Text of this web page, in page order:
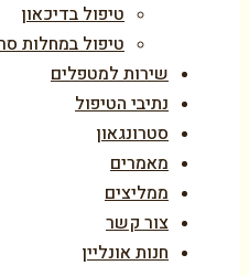
טיפול בדיכאון
טיפול במחלות
שירות למטפלים
נתיבי הטיפול
סטרונגאון
מאמרים
ממליצים
צור קשר
חנות אונליין